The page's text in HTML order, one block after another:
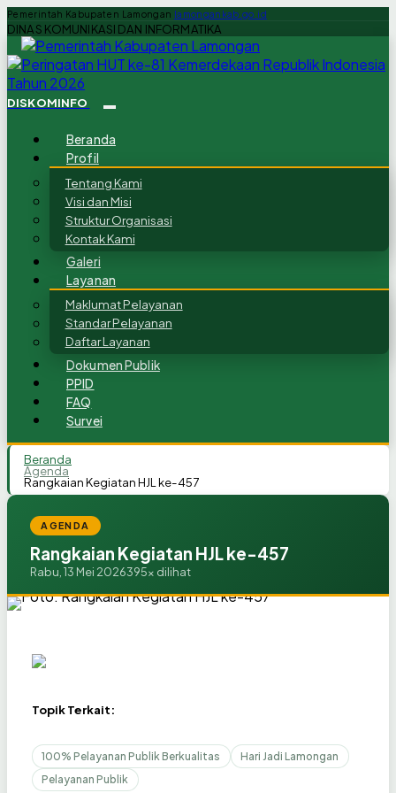
Pemerintah Kabupaten Lamongan lamongankab.go.id
DINAS KOMUNIKASI DAN INFORMATIKA
DISKOMINFO
Beranda
Profil
Tentang Kami
Visi dan Misi
Struktur Organisasi
Kontak Kami
Galeri
Layanan
Maklumat Pelayanan
Standar Pelayanan
Daftar Layanan
Dokumen Publik
PPID
FAQ
Survei
Beranda
Agenda
Rangkaian Kegiatan HJL ke-457
AGENDA
Rangkaian Kegiatan HJL ke-457
Rabu, 13 Mei 2026395x dilihat
Topik Terkait:
100% Pelayanan Publik Berkualitas
Hari Jadi Lamongan
Pelayanan Publik